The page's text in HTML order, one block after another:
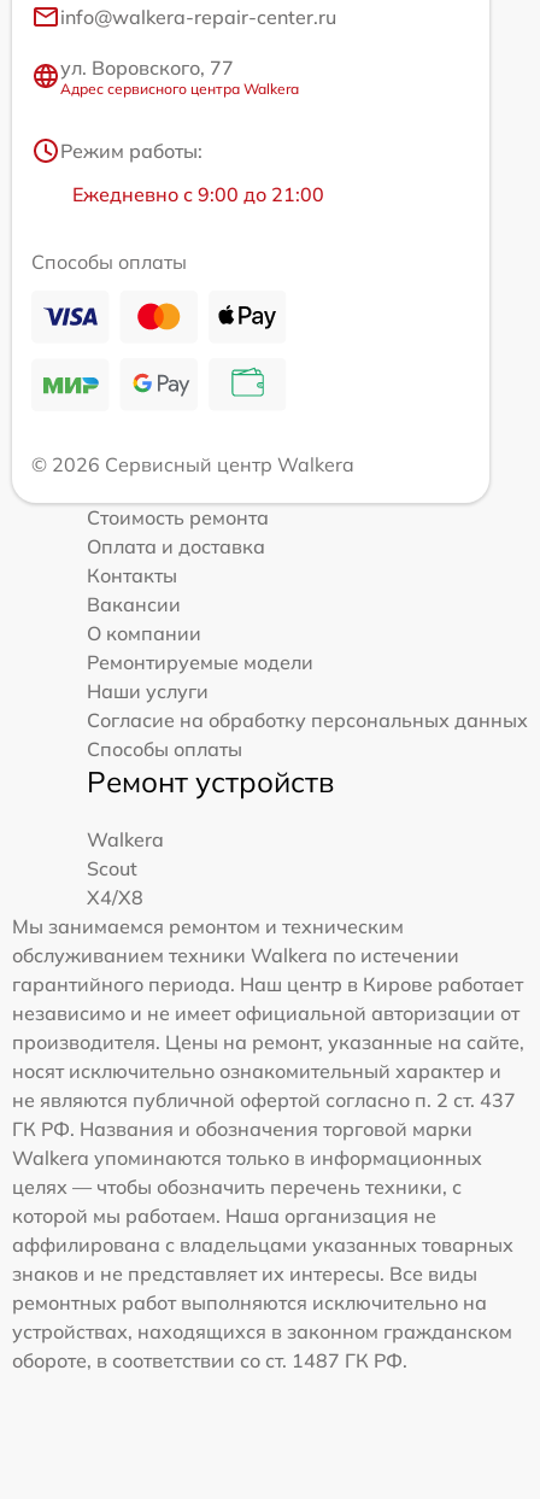
info@walkera-repair-center.ru
ул. Воровского, 77
Адрес сервисного центра Walkera
Режим работы:
Ежедневно с 9:00 до 21:00
Способы оплаты
© 2026 Сервисный центр Walkera
Стоимость ремонта
Оплата и доставка
Контакты
Вакансии
О компании
Ремонтируемые модели
Наши услуги
Согласие на обработку персональных данных
Способы оплаты
Ремонт устройств
Walkera
Scout
X4/X8
Мы занимаемся ремонтом и техническим
обслуживанием техники Walkera по истечении
гарантийного периода. Наш центр в Кирове работает
независимо и не имеет официальной авторизации от
производителя. Цены на ремонт, указанные на сайте,
носят исключительно ознакомительный характер и
не являются публичной офертой согласно п. 2 ст. 437
ГК РФ. Названия и обозначения торговой марки
Walkera упоминаются только в информационных
целях — чтобы обозначить перечень техники, с
которой мы работаем. Наша организация не
аффилирована с владельцами указанных товарных
знаков и не представляет их интересы. Все виды
ремонтных работ выполняются исключительно на
устройствах, находящихся в законном гражданском
обороте, в соответствии со ст. 1487 ГК РФ.